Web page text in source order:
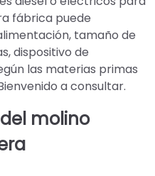
fábrica puede
tamaño de
dispositivo de
las materias primas
a consultar.
molino